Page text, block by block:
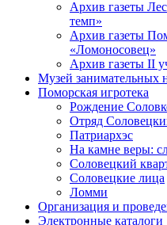
Архив газеты
темп»
Архив газеты
«Ломоносовец»
Архив газеты II
Музей занимательных
Поморская игротека
Рождение
Отряд
Патриархэс
На камне веры:
Соловецкий
Соловецкие лица
Ломми
Организация и
Электронные каталоги